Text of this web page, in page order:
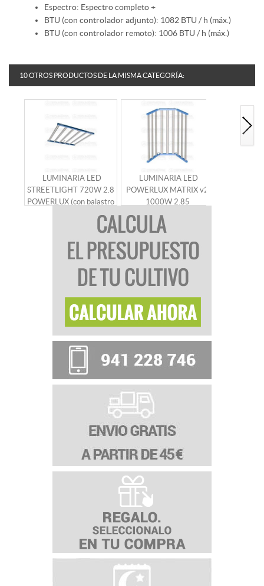
Espectro: Espectro completo +
BTU (con controlador adjunto): 1082 BTU / h (máx.)
BTU (con controlador remoto): 1006 BTU / h (máx.)
10 OTROS PRODUCTOS DE LA MISMA CATEGORÍA:
LUMINARIA LED
STREETLIGHT 720W 2.8
POWERLUX (con balastro
LUMINARIA LED
POWERLUX MATRIX v2
1000W 2.85
POWERLUX